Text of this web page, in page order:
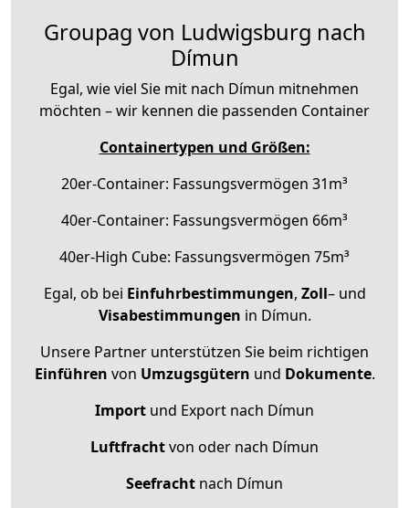
Groupag von Ludwigsburg nach
Dímun
Egal, wie viel Sie mit nach Dímun mitnehmen
möchten – wir kennen die passenden Container
Containertypen und Größen:
20er-Container: Fassungsvermögen 31m³
40er-Container: Fassungsvermögen 66m³
40er-High Cube: Fassungsvermögen 75m³
Egal, ob bei Einfuhrbestimmungen, Zoll– und
Visabestimmungen in Dímun.
Unsere Partner unterstützen Sie beim richtigen
Einführen von Umzugsgütern und Dokumente.
Import und Export nach Dímun
Luftfrachtvon oder nach Dímun
Seefracht nach Dímun